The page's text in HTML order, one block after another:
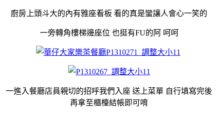
廚房上頭斗大的內有雅座看板 看的真是蠻讓人會心一笑的
一旁轉角樓梯邊座位 也挺有FU的阿 呵呵
一進入餐廳店員親切的招呼我們入座 送上菜單 自行填寫完後
再拿至櫃檯結帳即可唷